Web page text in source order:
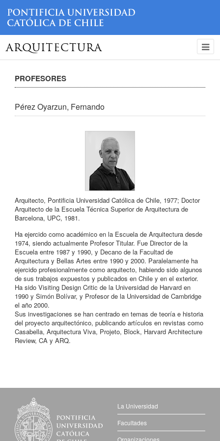
ARQUITECTURA
PROFESORES
Pérez Oyarzun, Fernando
Arquitecto, Pontificia Universidad Católica de Chile, 1977; Doctor
Arquitecto de la Escuela Técnica Superior de Arquitectura de
Barcelona, UPC, 1981.
Ha ejercido como académico en la Escuela de Arquitectura desde
1974, siendo actualmente Profesor Titular. Fue Director de la
Escuela entre 1987 y 1990, y Decano de la Facultad de
Arquitectura y Bellas Artes entre 1990 y 2000. Paralelamente ha
ejercido profesionalmente como arquitecto, habiendo sido algunos
de sus trabajos expuestos y publicados en Chile y en el exterior.
Ha sido Visiting Design Critic de la Universidad de Harvard en
1990 y Simón Bolívar, y Profesor de la Universidad de Cambridge
el año 2000.
Sus investigaciones se han centrado en temas de teoría e historia
del proyecto arquitectónico, publicando artículos en revistas como
Casabella, Arquitectura Viva, Projeto, Block, Harvard Architecture
Review, CA y ARQ.
La Universidad
Facultades
Organizaciones